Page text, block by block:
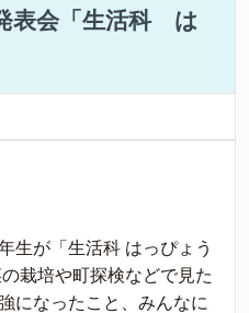
表会「生活科 は
生が「生活科 はっぴょう
栽培や町探検などで見た
になったこと、みんなに